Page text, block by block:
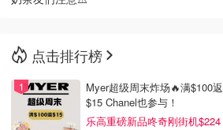
点击排行榜
Myer超级周末炸场🔥满$100返
$15 Chanel也参与！
乐高重磅新品咚奇刚街机$224